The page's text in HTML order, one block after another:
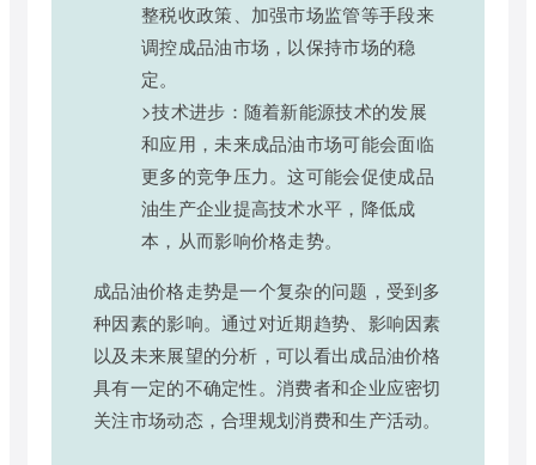
整税收政策、加强市场监管等手段来
调控成品油市场，以保持市场的稳
定。
>技术进步：随着新能源技术的发展
和应用，未来成品油市场可能会面临
更多的竞争压力。这可能会促使成品
油生产企业提高技术水平，降低成
本，从而影响价格走势。
成品油价格走势是一个复杂的问题，受到多
种因素的影响。通过对近期趋势、影响因素
以及未来展望的分析，可以看出成品油价格
具有一定的不确定性。消费者和企业应密切
关注市场动态，合理规划消费和生产活动。